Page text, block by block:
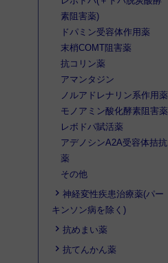
素阻害薬)
ドパミン受容体作用薬
末梢COMT阻害薬
抗コリン薬
アマンタジン
ノルアドレナリン系作用薬
モノアミン酸化酵素阻害薬
レボドパ賦活薬
アデノシンA2A受容体拮抗
薬
その他
神経変性疾患治療薬(パー
キンソン病を除く)
抗めまい薬
抗てんかん薬